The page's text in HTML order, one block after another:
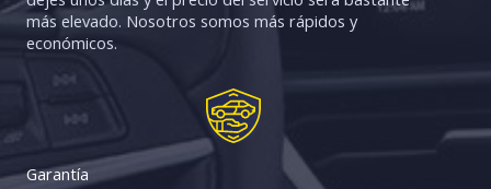
más elevado. Nosotros somos más rápidos y
económicos.
Garantía